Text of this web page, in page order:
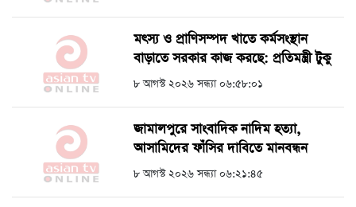
মৎস্য ও প্রাণিসম্পদ খাতে কর্মসংস্থান
বাড়াতে সরকার কাজ করছে: প্রতিমন্ত্রী টুকু
৮ আগস্ট ২০২৬ সন্ধ্যা ০৬:৫৮:০১
জামালপুরে সাংবাদিক নাদিম হত্যা,
আসামিদের ফাঁসির দাবিতে মানবন্ধন
৮ আগস্ট ২০২৬ সন্ধ্যা ০৬:২১:৪৫